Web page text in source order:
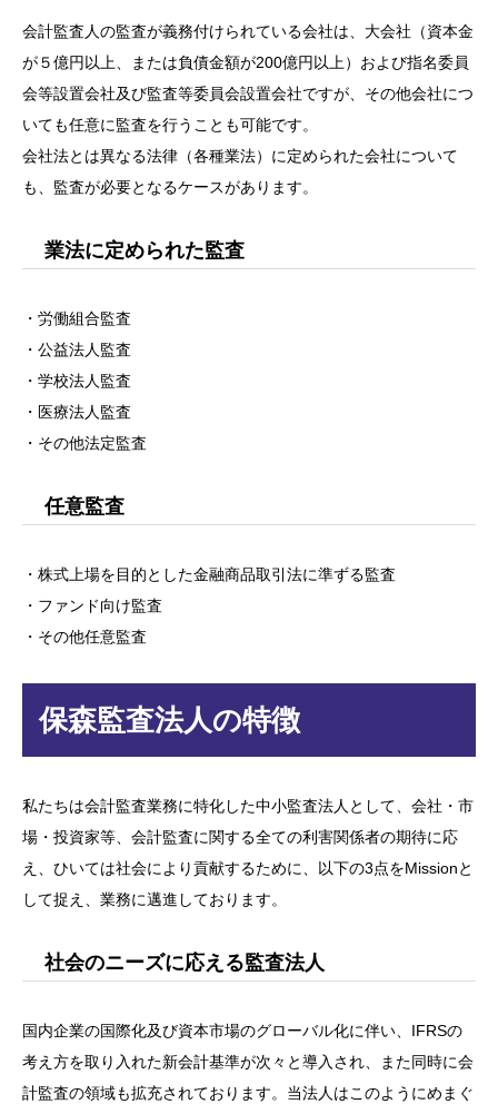
会計監査人の監査が義務付けられている会社は、大会社（資本金
が５億円以上、または負債金額が200億円以上）および指名委員
会等設置会社及び監査等委員会設置会社ですが、その他会社につ
いても任意に監査を行うことも可能です。
会社法とは異なる法律（各種業法）に定められた会社について
も、監査が必要となるケースがあります。
業法に定められた監査
・労働組合監査
・公益法人監査
・学校法人監査
・医療法人監査
・その他法定監査
任意監査
・株式上場を目的とした金融商品取引法に準ずる監査
・ファンド向け監査
・その他任意監査
保森監査法人の特徴
私たちは会計監査業務に特化した中小監査法人として、会社・市
場・投資家等、会計監査に関する全ての利害関係者の期待に応
え、ひいては社会により貢献するために、以下の3点をMissionと
して捉え、業務に邁進しております。
社会のニーズに応える監査法人
国内企業の国際化及び資本市場のグローバル化に伴い、IFRSの
考え方を取り入れた新会計基準が次々と導入され、また同時に会
計監査の領域も拡充されております。当法人はこのようにめまぐ